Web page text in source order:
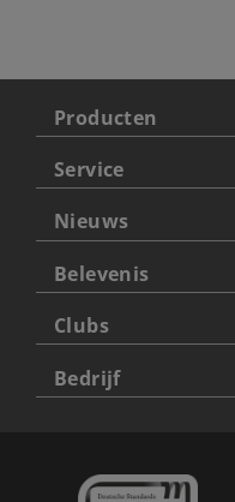
Producten
Service
Nieuws
Belevenis
Clubs
Bedrijf